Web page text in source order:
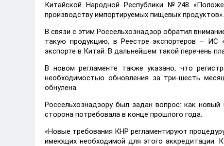
Китайской Народной Республики №248
производству импортируемых пищевых продуктов».
В связи с этим Россельхознадзор обратил
такую продукцию, в Реестре экспортеров – ИС
экспорте в Китай. В дальнейшем такой перечень
В новом регламенте также указано, что
необходимостью обновления за три-шесть
обнулена.
Россельхознадзору был задан вопрос: как
сторона потребовала в конце прошлого года.
«Новые требования КНР регламентируют
имеющих необходимой для этого аккредитации.